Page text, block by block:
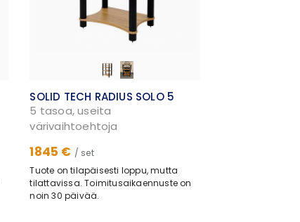
SOLID TECH RADIUS SOLO 5
5 tasoa, useita
värivaihtoehtoja
1845 € / set
Tuote on tilapäisesti loppu, mutta
tilattavissa. Toimitusaikaennuste on
noin 30 päivää.